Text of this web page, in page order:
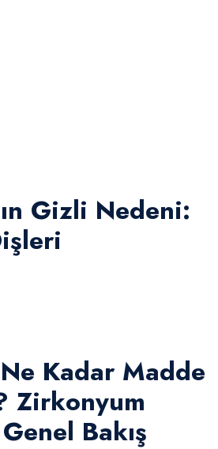
Gizli Nedeni:
Kadar Madde
Zirkonyum
Bakış